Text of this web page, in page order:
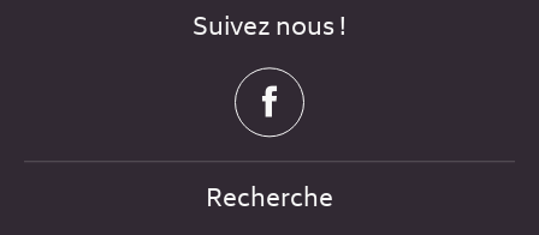
Suivez nous !
Recherche